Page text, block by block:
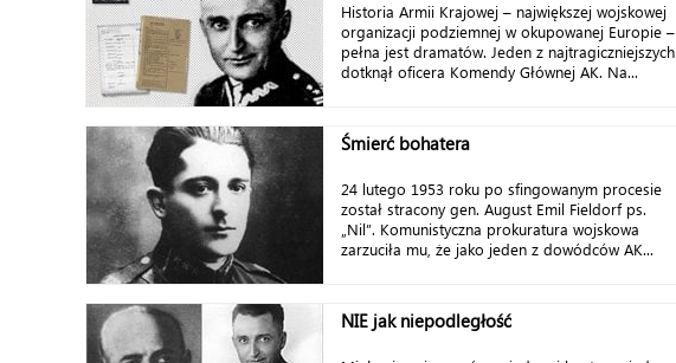
Historia Armii Krajowej – największej wojskowej
organizacji podziemnej w okupowanej Europie –
pełna jest dramatów. Jeden z najtragiczniejszych
dotknął oficera Komendy Głównej AK. Na...
Śmierć bohatera
24 lutego 1953 roku po sfingowanym procesie
został stracony gen. August Emil Fieldorf ps.
„Nil”. Komunistyczna prokuratura wojskowa
zarzuciła mu, że jako jeden z dowódców AK...
NIE jak niepodległość